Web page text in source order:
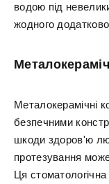
водою під
жодного
Металокерамічні
безпечними
шкоди здоров'ю
протезування
Ця